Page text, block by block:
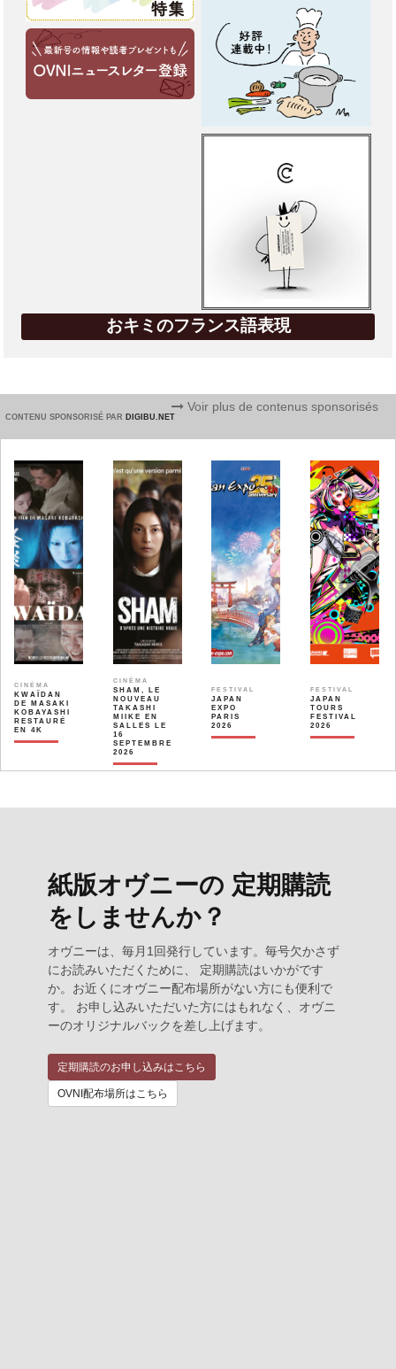
おキミのフランス語表現
CONTENU SPONSORISÉ PAR DIGIBU.NET
Voir plus de contenus sponsorisés
CINÉMA
KWAÏDAN
DE MASAKI
KOBAYASHI
RESTAURÉ
EN 4K
CINÉMA
SHAM, LE
NOUVEAU
TAKASHI
MIIKE EN
SALLES LE
16
SEPTEMBRE
2026
FESTIVAL
JAPAN
EXPO
PARIS
2026
FESTIVAL
JAPAN
TOURS
FESTIVAL
2026
紙版オヴニーの 定期購読
をしませんか？
オヴニーは、毎月1回発行しています。毎号欠かさず
にお読みいただくために、 定期購読はいかがです
か。お近くにオヴニー配布場所がない方にも便利で
す。 お申し込みいただいた方にはもれなく、オヴニ
ーのオリジナルバックを差し上げます。
定期購読のお申し込みはこちら
OVNI配布場所はこちら